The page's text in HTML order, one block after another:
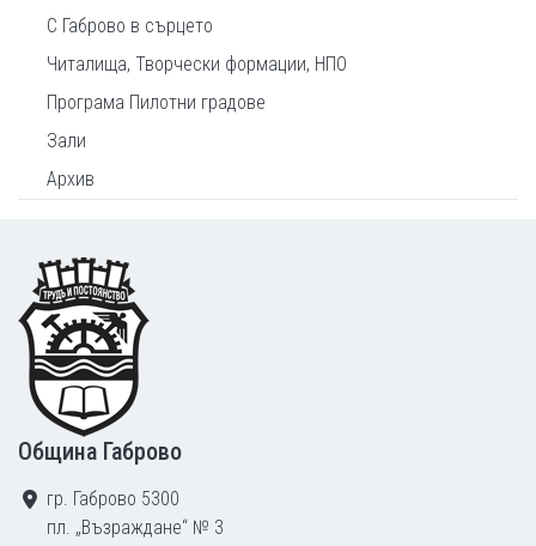
С Габрово в сърцето
Читалища, Творчески формации, НПО
Програма Пилотни градове
Зали
Архив
Footer
Община Габрово
гр. Габрово 5300
пл. „Възраждане“ № 3